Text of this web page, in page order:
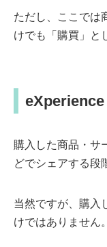
ただし、ここでは
けでも「購買」と
購入した商品・サ
どでシェアする段
当然ですが、購入
けではありません。